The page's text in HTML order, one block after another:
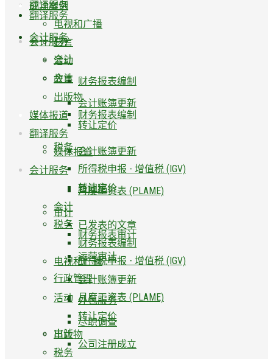
翻译服务
会计服务
会计
财务报表编制
会计账簿更新
转让定价
税务
所得税申报 - 增值税 (IGV)
月度工资表 (PLAME)
审计
电视和广播
活动
出版物
翻译服务
会计服务
会计
财务报表编制
会计账簿更新
转让定价
税务
成功案例
感言
故事
媒体报道
媒体报道
新闻稿
已发表的文章
电视和广播
活动
出版物
翻译服务
会计服务
会计
财务报表编制
会计账簿更新
转让定价
税务
所得税申报 - 增值税 (IGV)
月度工资表 (PLAME)
审计
财务报表审计
运营审计
行政管理
外包服务
尽职调查
公司注册成立